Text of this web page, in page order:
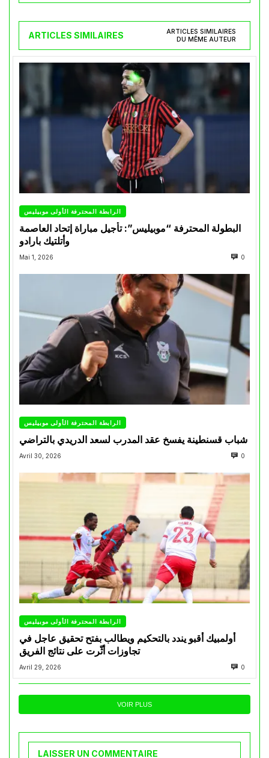
ARTICLES SIMILAIRES
ARTICLES SIMILAIRES
DU MÊME AUTEUR
الرابطة المحترفة الأولى موبيليس
البطولة المحترفة “موبيليس”: تأجيل مباراة إتحاد العاصمة
وأتلتيك بارادو
Mai 1, 2026 0
الرابطة المحترفة الأولى موبيليس
شباب قسنطينة يفسخ عقد المدرب لسعد الدريدي بالتراضي
Avril 30, 2026 0
الرابطة المحترفة الأولى موبيليس
أولمبيك أقبو يندد بالتحكيم ويطالب بفتح تحقيق عاجل في
تجاوزات أثّرت على نتائج الفريق
Avril 29, 2026 0
VOIR PLUS
LAISSER UN COMMENTAIRE